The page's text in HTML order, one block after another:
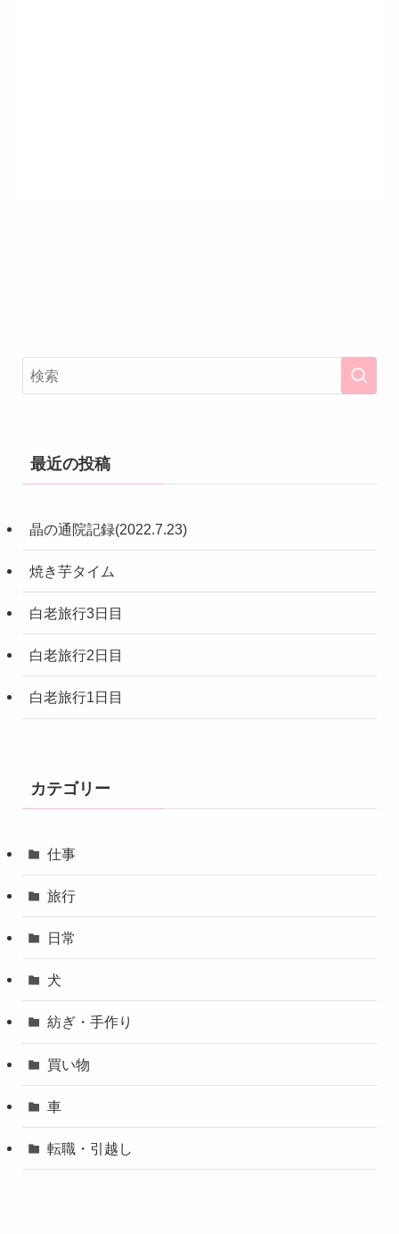
最近の投稿
晶の通院記録(2022.7.23)
焼き芋タイム
白老旅行3日目
白老旅行2日目
白老旅行1日目
カテゴリー
仕事
旅行
日常
犬
紡ぎ・手作り
買い物
車
転職・引越し